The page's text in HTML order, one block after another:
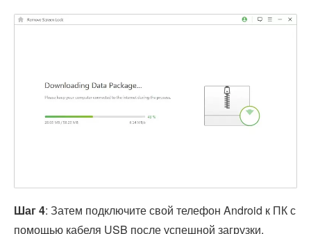
Шаг 4: Затем подключите свой телефон Android к ПК с
помощью кабеля USB после успешной загрузки.